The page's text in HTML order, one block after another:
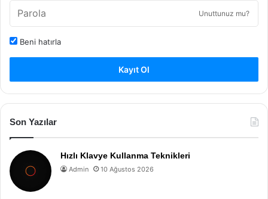
Unuttunuz mu?
Beni hatırla
Kayıt Ol
Son Yazılar
Hızlı Klavye Kullanma Teknikleri
Admin 10 Ağustos 2026